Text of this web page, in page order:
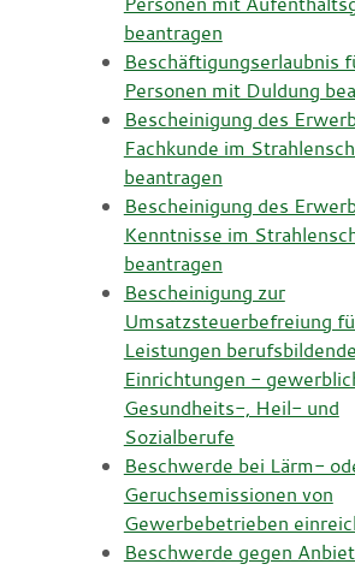
beantragen
Beschäftigungserlaubnis
Personen mit Duldung
Bescheinigung des
Fachkunde im
beantragen
Bescheinigung des
Kenntnisse im
beantragen
Bescheinigung zur
Umsatzsteuerbefreiung
Leistungen
Einrichtungen -
Gesundheits-, Heil- und
Sozialberufe
Beschwerde bei Lärm-
Geruchsemissionen von
Gewerbebetrieben
Beschwerde gegen